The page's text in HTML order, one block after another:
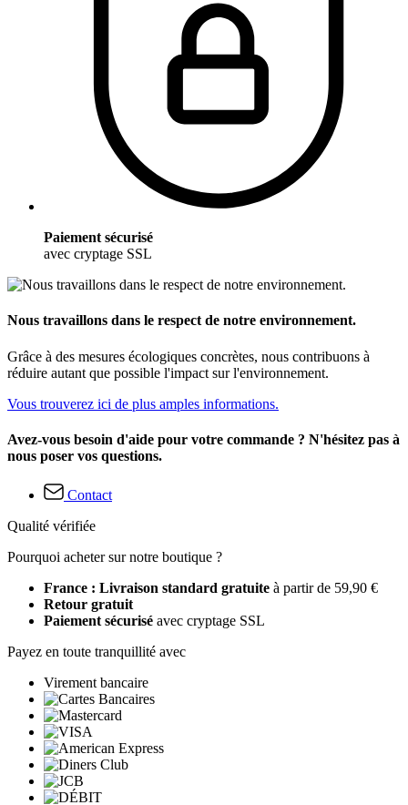
Paiement sécurisé
avec cryptage SSL
Nous travaillons dans le respect de notre environnement.
Grâce à des mesures écologiques concrètes, nous contribuons à
réduire autant que possible l'impact sur l'environnement.
Vous trouverez ici de plus amples informations.
Avez-vous besoin d'aide pour votre commande ? N'hésitez pas à
nous poser vos questions.
Contact
Qualité vérifiée
Pourquoi acheter sur notre boutique ?
France : Livraison standard gratuite à partir de 59,90 €
Retour gratuit
Paiement sécurisé avec cryptage SSL
Payez en toute tranquillité avec
Virement bancaire